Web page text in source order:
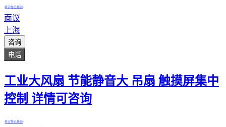
真实性已核验
面议
上海
咨询
电话
工业大风扇 节能静音大 吊扇 触摸屏集中
控制 详情可咨询
真实性已核验